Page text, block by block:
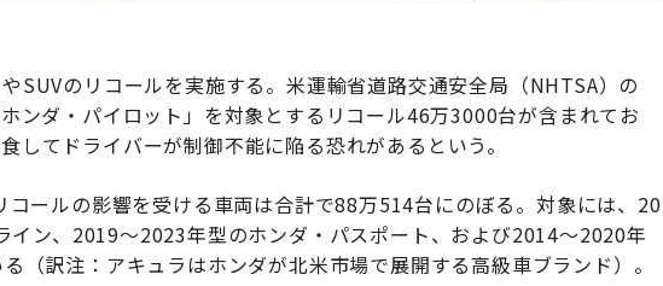
SUVのリコールを実施する。米運輸省道路交通安全局（NHTSA）の
ンダ・パイロット」を対象とするリコール46万3000台が含まれてお
してドライバーが制御不能に陥る恐れがあるという。
ールの影響を受ける車両は合計で88万514台にのぼる。対象には、20
イン、2019〜2023年型のホンダ・パスポート、および2014〜2020年
（訳注：アキュラはホンダが北米市場で展開する高級車ブランド）。